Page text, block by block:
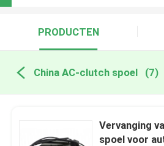
PRODUCTEN
China AC-clutch spoel (7)
Vervanging
spoel voor